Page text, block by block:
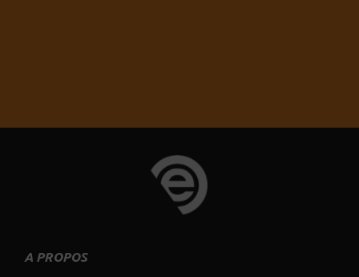
Vous souhaitez un autre produit ou
service ?
A PROPOS